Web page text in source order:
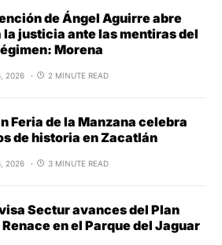
de Ángel Aguirre abre
la justicia ante las mentiras del
Morena
2026 2 MINUTE READ
Feria de la Manzana celebra
de historia en Zacatlán
2026 3 MINUTE READ
Sectur avances del Plan
en el Parque del Jaguar